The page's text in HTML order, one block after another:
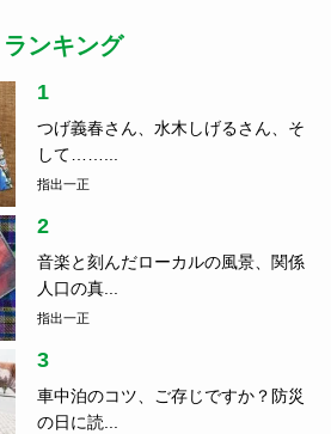
ランキング
1
つげ義春さん、水木しげるさん、そ
して……...
指出一正
2
音楽と刻んだローカルの風景、関係
人口の真...
指出一正
3
車中泊のコツ、ご存じですか？防災
の日に読...